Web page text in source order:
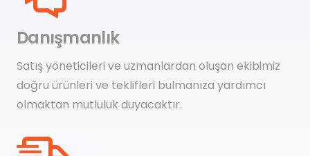
Danışmanlık
Satış yöneticileri ve uzmanlardan oluşan ekibimiz
doğru ürünleri ve teklifleri bulmanıza yardımcı
olmaktan mutluluk duyacaktır.